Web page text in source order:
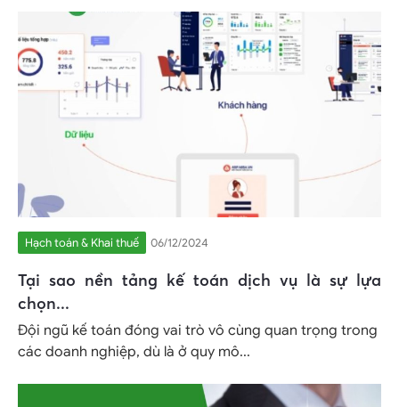
Hạch toán & Khai thuế 06/12/2024
Tại sao nền tảng kế toán dịch vụ là sự lựa
chọn...
Đội ngũ kế toán đóng vai trò vô cùng quan trọng trong
các doanh nghiệp, dù là ở quy mô...